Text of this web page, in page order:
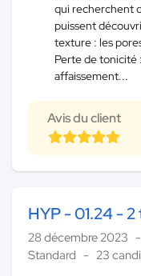
qui recherchent
puissent
texture : les
Perte de tonicité
affaissement...
Avis du client
HYP - 01.24 -
28 décembre 2023
Standard
23